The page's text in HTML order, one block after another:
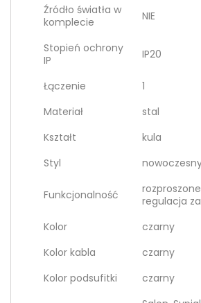
Źródło światła w
komplecie
NIE
Stopień ochrony
IP
IP20
Łączenie
1
Materiał
stal
Kształt
kula
Styl
Funkcjonalność
regulacja
Kolor
czarny
Kolor kabla
czarny
Kolor podsufitki
czarny